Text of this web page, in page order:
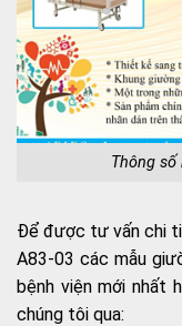
Thông
Để được tư vấn chi
A83-03 các mẫu
bệnh viện mới nhất
chúng tôi qua: